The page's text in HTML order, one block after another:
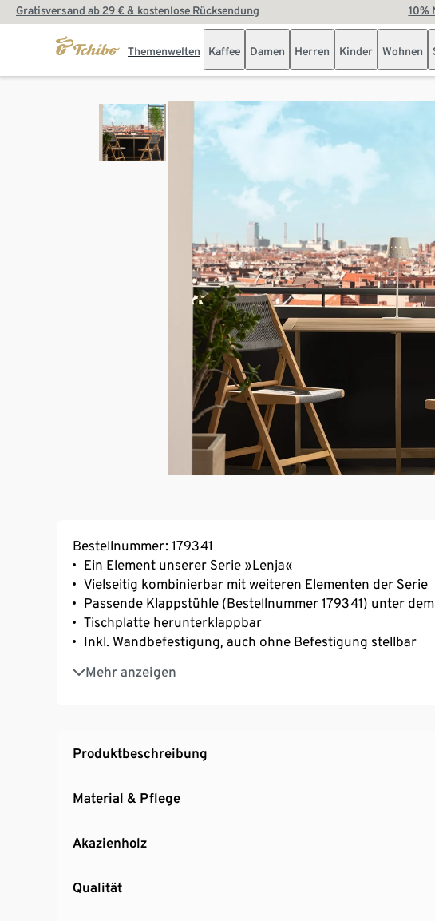
Gratisversand ab 29 € & kostenlose Rücksendung 10%
Themenwelten Kaffee Damen Herren Kinder Wohnen
Bestellnummer: 179341
Ein Element unserer Serie »Lenja«
Vielseitig kombinierbar mit weiteren Elementen der Serie
Passende Klappstühle (Bestellnummer 179341) unter
Tischplatte herunterklappbar
Inkl. Wandbefestigung, auch ohne Befestigung stellbar
Mehr anzeigen
Aus Akazienholz in Teakoptik, geölt
UV- und witterungsbeständig
Produktbeschreibung
Material & Pflege
Akazienholz
Qualität